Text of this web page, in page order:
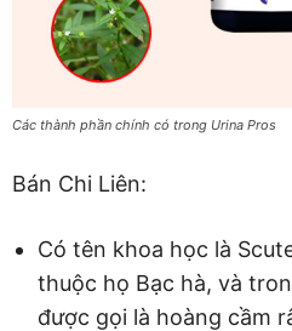
Các thành phần chính có trong Urina Pros
Bán Chi Liên:
Có tên khoa học là
thuộc họ Bạc hà, và
được gọi là hoàng cầm